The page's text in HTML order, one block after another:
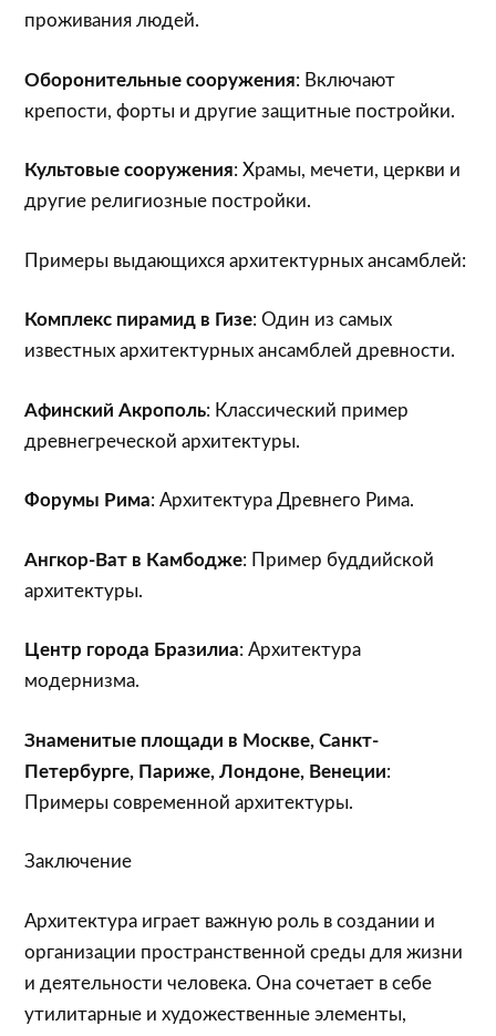
проживания людей.
Оборонительные сооружения: Включают
крепости, форты и другие защитные постройки.
Культовые сооружения: Храмы, мечети, церкви и
другие религиозные постройки.
Примеры выдающихся архитектурных ансамблей:
Комплекс пирамид в Гизе: Один из самых
известных архитектурных ансамблей древности.
Афинский Акрополь: Классический пример
древнегреческой архитектуры.
Форумы Рима: Архитектура Древнего Рима.
Ангкор-Ват в Камбодже: Пример буддийской
архитектуры.
Центр города Бразилиа: Архитектура
модернизма.
Знаменитые площади в Москве, Санкт-
Петербурге, Париже, Лондоне, Венеции:
Примеры современной архитектуры.
Заключение
Архитектура играет важную роль в создании и
организации пространственной среды для жизни
и деятельности человека. Она сочетает в себе
утилитарные и художественные элементы,